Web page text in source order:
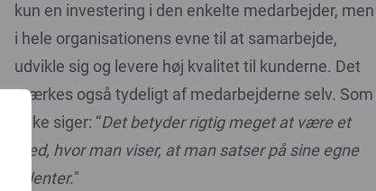
kun en investering i den enkelte medarbejder, men
i hele organisationens evne til at samarbejde,
udvikle sig og levere høj kvalitet til kunderne. Det
mærkes også tydeligt af medarbejderne selv. Som
Mike siger: “Det betyder rigtig meget at være et
sted, hvor man viser, at man satser på sine egne
talenter."